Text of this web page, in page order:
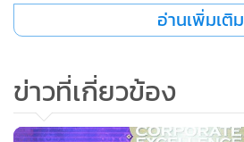
อ่านเพิ่มเติม
ข่าวที่เกี่ยวข้อง